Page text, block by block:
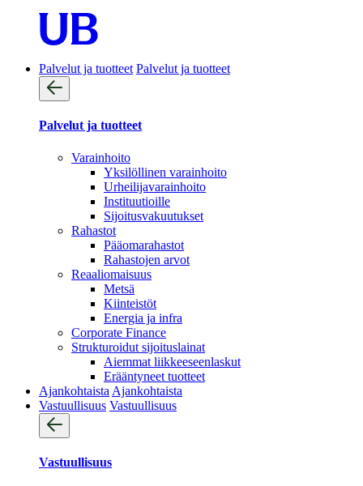
Palvelut ja tuotteet Palvelut ja tuotteet
Palvelut ja tuotteet
Varainhoito
Yksilöllinen varainhoito
Urheilijavarainhoito
Instituutioille
Sijoitusvakuutukset
Rahastot
Pääomarahastot
Rahastojen arvot
Reaaliomaisuus
Metsä
Kiinteistöt
Energia ja infra
Corporate Finance
Strukturoidut sijoituslainat
Aiemmat liikkeeseenlaskut
Erääntyneet tuotteet
Ajankohtaista Ajankohtaista
Vastuullisuus Vastuullisuus
Vastuullisuus